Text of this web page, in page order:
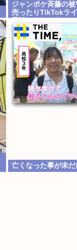
ジャンポケ斉藤の
売ったりTikTokラ
亡くなった事が未